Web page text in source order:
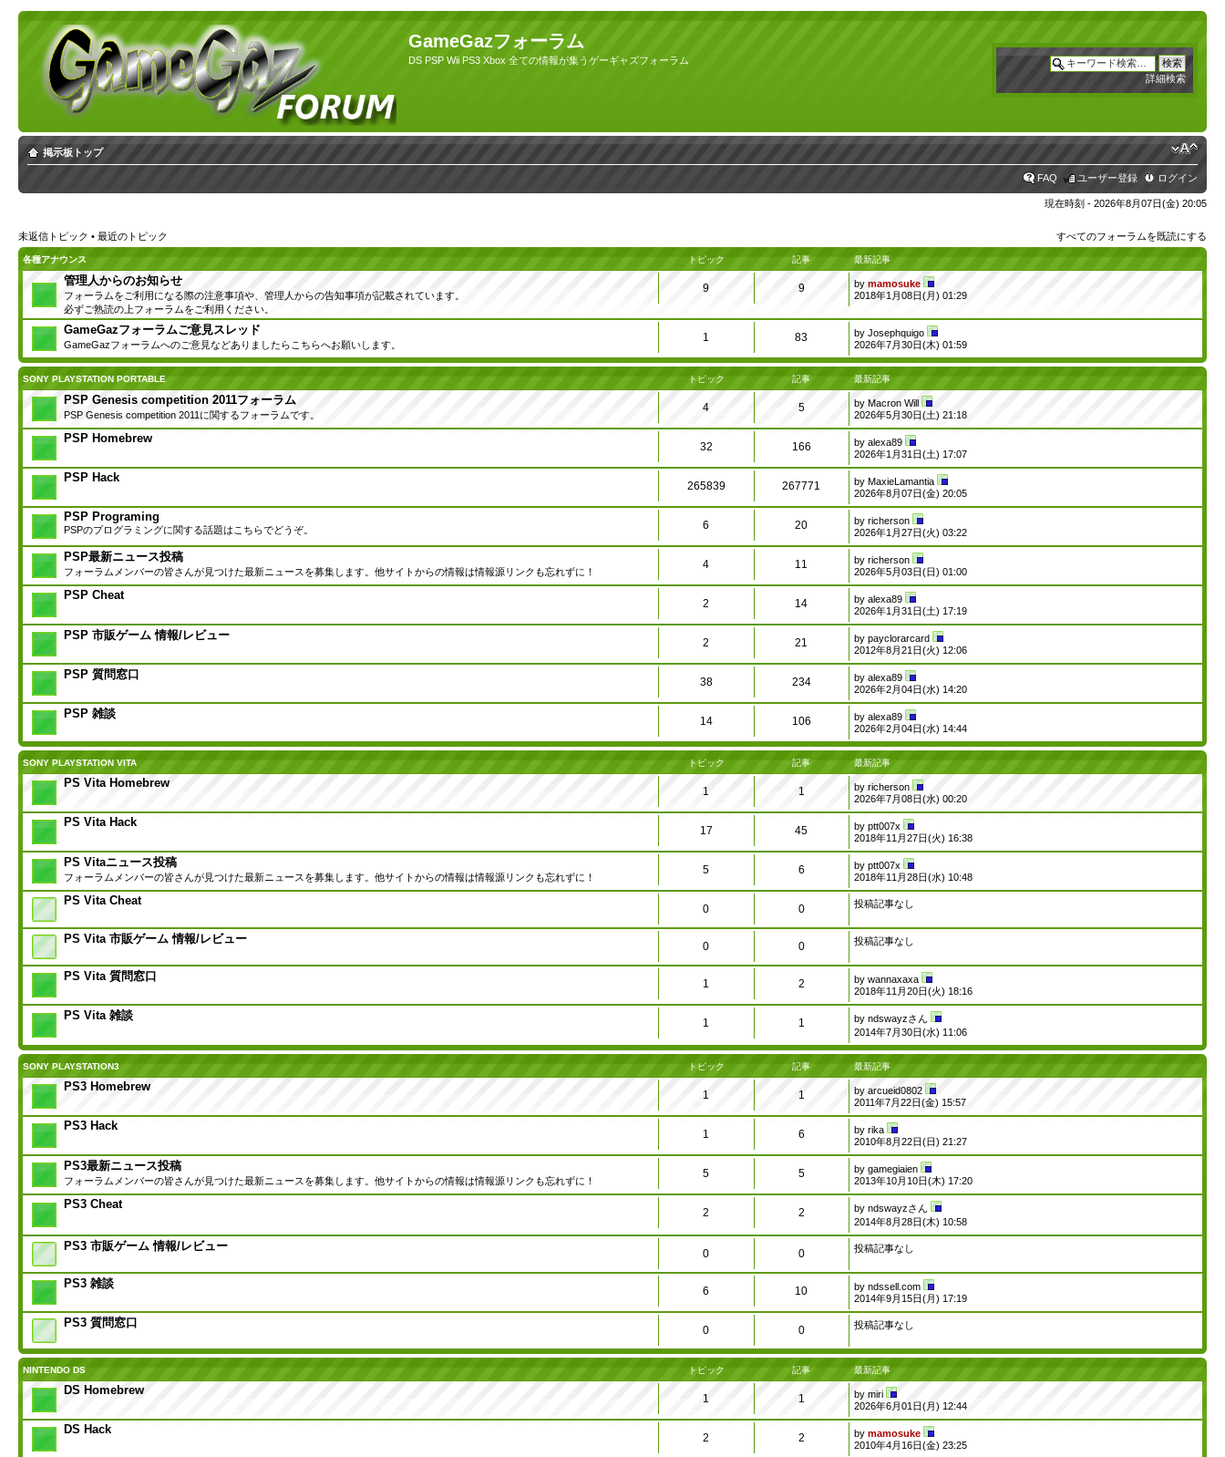
GameGazフォーラム
DS PSP Wii PS3 Xbox 全ての情報が集うゲーギャズフォーラム
詳細検索
掲示板トップ
FAQ ユーザー登録 ログイン
現在時刻 - 2026年8月07日(金) 20:05
未返信トピック • 最近のトピック すべてのフォーラムを既読にする
各種アナウンス トピック 記事 最新記事
管理人からのお知らせ
フォーラムをご利用になる際の注意事項や、管理人からの告知事項が記載されています。
必ずご熟読の上フォーラムをご利用ください。
9 9 bymamosuke
2018年1月08日(月) 01:29
GameGazフォーラムご意見スレッド
GameGazフォーラムへのご意見などありましたらこちらへお願いします。
1 83 byJosephquigo
2026年7月30日(木) 01:59
SONY PLAYSTATION PORTABLE トピック 記事 最新記事
PSP Genesis competition 2011フォーラム
PSP Genesis competition 2011に関するフォーラムです。
4 5 byMacron Will
2026年5月30日(土) 21:18
PSP Homebrew
32 166 byalexa89
2026年1月31日(土) 17:07
PSP Hack
265839 267771 byMaxieLamantia
2026年8月07日(金) 20:05
PSP Programing
PSPのプログラミングに関する話題はこちらでどうぞ。 6 20 byricherson
2026年1月27日(火) 03:22
PSP最新ニュース投稿
フォーラムメンバーの皆さんが見つけた最新ニュースを募集します。他サイトからの情報は情報源リンクも忘れずに！
4 11 byricherson
2026年5月03日(日) 01:00
PSP Cheat
2 14 byalexa89
2026年1月31日(土) 17:19
PSP 市販ゲーム 情報/レビュー
2 21 bypayclorarcard
2012年8月21日(火) 12:06
PSP 質問窓口
38 234 byalexa89
2026年2月04日(水) 14:20
PSP 雑談
14 106 byalexa89
2026年2月04日(水) 14:44
SONY PLAYSTATION VITA トピック 記事 最新記事
PS Vita Homebrew
1 1 byricherson
2026年7月08日(水) 00:20
PS Vita Hack
17 45 byptt007x
2018年11月27日(火) 16:38
PS Vitaニュース投稿
フォーラムメンバーの皆さんが見つけた最新ニュースを募集します。他サイトからの情報は情報源リンクも忘れずに！
5 6 byptt007x
2018年11月28日(水) 10:48
PS Vita Cheat
0 0 投稿記事なし
PS Vita 市販ゲーム 情報/レビュー
0 0 投稿記事なし
PS Vita 質問窓口
1 2 bywannaxaxa
2018年11月20日(火) 18:16
PS Vita 雑談
1 1 byndswayzさん
2014年7月30日(水) 11:06
SONY PLAYSTATION3 トピック 記事 最新記事
PS3 Homebrew
1 1 byarcueid0802
2011年7月22日(金) 15:57
PS3 Hack
1 6 byrika
2010年8月22日(日) 21:27
PS3最新ニュース投稿
フォーラムメンバーの皆さんが見つけた最新ニュースを募集します。他サイトからの情報は情報源リンクも忘れずに！
5 5 bygamegiaien
2013年10月10日(木) 17:20
PS3 Cheat
2 2 byndswayzさん
2014年8月28日(木) 10:58
PS3 市販ゲーム 情報/レビュー
0 0 投稿記事なし
PS3 雑談
6 10 byndssell.com
2014年9月15日(月) 17:19
PS3 質問窓口
0 0 投稿記事なし
NINTENDO DS トピック 記事 最新記事
DS Homebrew
1 1 bymiri
2026年6月01日(月) 12:44
DS Hack
2 2 bymamosuke
2010年4月16日(金) 23:25